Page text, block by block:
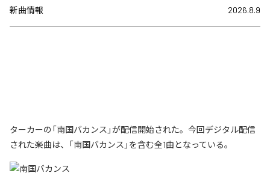
新曲情報 2026.8.9
ターカーの「南国バカンス」が配信開始された。今回デジタル配信
された楽曲は、「南国バカンス」を含む全1曲となっている。